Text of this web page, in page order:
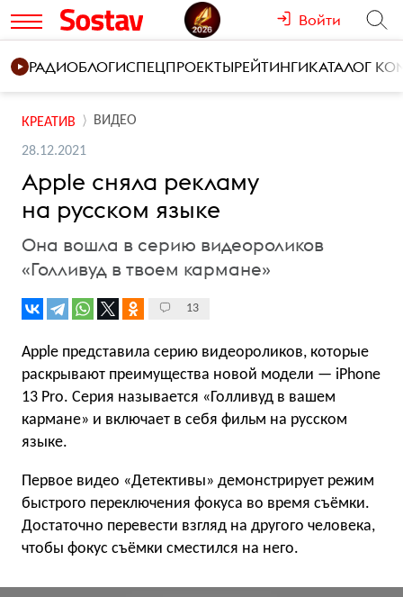
Войти
РАДИОБЛОГИСПЕЦПРОЕКТЫРЕЙТИНГИКАТАЛОГ
КРЕАТИВ ВИДЕО
28.12.2021
Apple сняла рекламу
на русском языке
Она вошла в серию видеороликов
«Голливуд в твоем кармане»
13
Apple представила серию видеороликов, которые
раскрывают преимущества новой модели — iPhone
13 Pro. Серия называется «Голливуд в вашем
кармане» и включает в себя фильм на русском
языке.
Первое видео «Детективы» демонстрирует режим
быстрого переключения фокуса во время съёмки.
Достаточно перевести взгляд на другого человека,
чтобы фокус съёмки сместился на него.